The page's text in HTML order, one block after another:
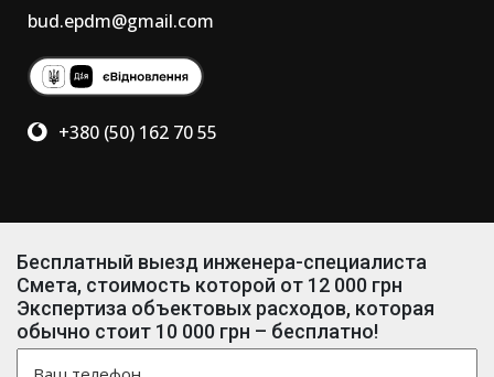
+380 (50) 162 70 55
bud.epdm@gmail.com
Бесплатный выезд инженера-специалиста
Смета, стоимость которой от 12 000 грн
Экспертиза объектовых расходов, которая
обычно стоит 10 000 грн – бесплатно!